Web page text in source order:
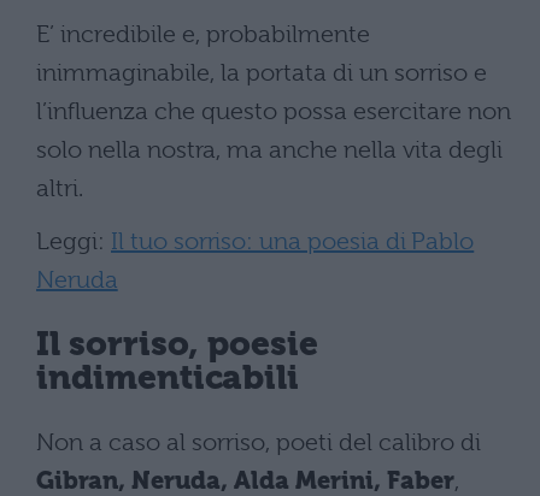
E’ incredibile e, probabilmente
inimmaginabile, la portata di un sorriso e
l’influenza che questo possa esercitare non
solo nella nostra, ma anche nella vita degli
altri.
Leggi: Il tuo sorriso: una poesia di Pablo
Neruda
Il sorriso, poesie
indimenticabili
Non a caso al sorriso, poeti del calibro di
Gibran, Neruda, Alda Merini, Faber,